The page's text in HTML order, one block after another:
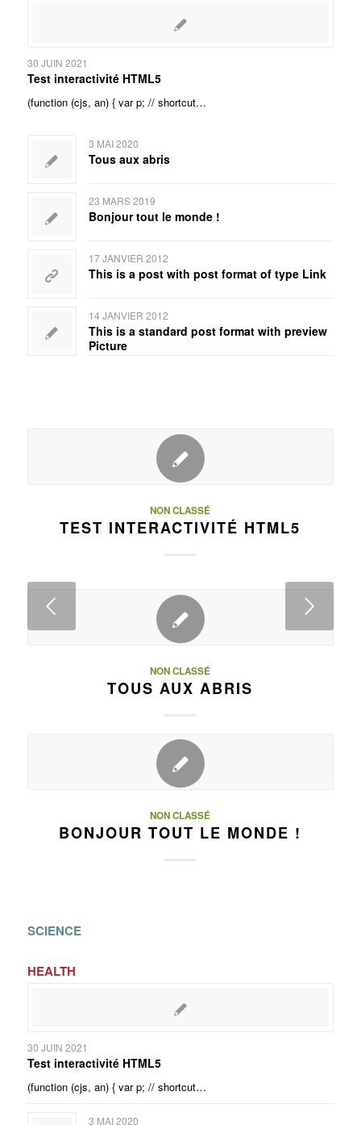
30 JUIN 2021
Test interactivité HTML5
(function (cjs, an) { var p; // shortcut…
3 MAI 2020
Tous aux abris
23 MARS 2019
Bonjour tout le monde !
17 JANVIER 2012
This is a post with post format of type Link
14 JANVIER 2012
This is a standard post format with preview
Picture
NON CLASSÉ
TEST INTERACTIVITÉ HTML5
NON CLASSÉ
TOUS AUX ABRIS
NON CLASSÉ
BONJOUR TOUT LE MONDE !
Suivant
SCIENCE
HEALTH
30 JUIN 2021
Test interactivité HTML5
(function (cjs, an) { var p; // shortcut…
3 MAI 2020